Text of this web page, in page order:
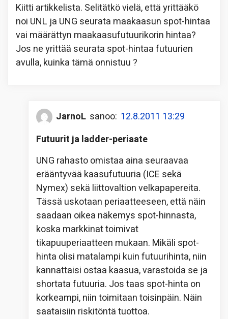
Kiitti artikkelista. Selitätkö vielä, että yrittääkö
noi UNL ja UNG seurata maakaasun spot-hintaa
vai määrättyn maakaasufutuurikorin hintaa?
Jos ne yrittää seurata spot-hintaa futuurien
avulla, kuinka tämä onnistuu ?
JarnoL sanoo: 12.8.2011 13:29
Futuurit ja ladder-periaate
UNG rahasto omistaa aina seuraavaa
erääntyvää kaasufutuuria (ICE sekä
Nymex) sekä liittovaltion velkapapereita.
Tässä uskotaan periaatteeseen, että näin
saadaan oikea näkemys spot-hinnasta,
koska markkinat toimivat
tikapuuperiaatteen mukaan. Mikäli spot-
hinta olisi matalampi kuin futuurihinta, niin
kannattaisi ostaa kaasua, varastoida se ja
shortata futuuria. Jos taas spot-hinta on
korkeampi, niin toimitaan toisinpäin. Näin
saataisiin riskitöntä tuottoa.